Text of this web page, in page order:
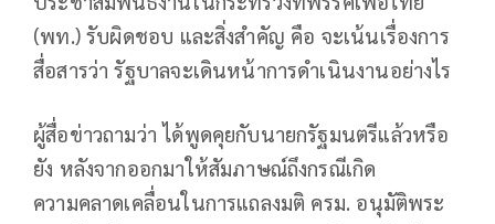
(พท.) รับผิดชอบ และสิ่งสำคัญ คือ จะเน้นเรื่องการ
สื่อสารว่า รัฐบาลจะเดินหน้าการดำเนินงานอย่างไร
ผู้สื่อข่าวถามว่า ได้พูดคุยกับนายกรัฐมนตรีแล้วหรือ
ยัง หลังจากออกมาให้สัมภาษณ์ถึงกรณีเกิด
ความคลาดเคลื่อนในการแถลงมติ ครม. อนุมัติพระ